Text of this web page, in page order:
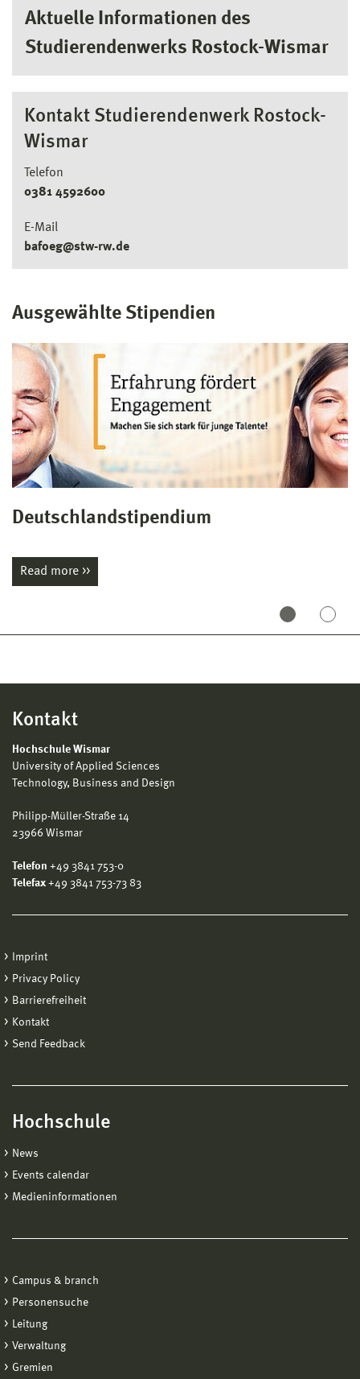
Aktuelle Informationen des
Studierendenwerks Rostock-Wismar
Kontakt Studierendenwerk Rostock-
Wismar
Telefon
0381 4592600
E-Mail
bafoeg@stw-rw.de
Ausgewählte Stipendien
Deutschlandstipendium
Read more
Kontakt
Hochschule Wismar
University of Applied Sciences
Technology, Business and Design
Philipp-Müller-Straße 14
23966 Wismar
Telefon +49 3841 753-0
Telefax +49 3841 753-73 83
Imprint
Privacy Policy
Barrierefreiheit
Kontakt
Send Feedback
Hochschule
News
Events calendar
Medieninformationen
Campus & branch
Personensuche
Leitung
Verwaltung
Gremien